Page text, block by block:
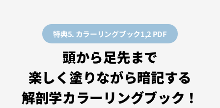
特典5. カラーリングブック1,2 PDF
頭から足先まで
楽しく塗りながら暗記する
解剖学カラーリングブック！